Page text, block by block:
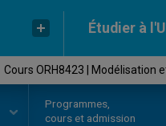
Étudier à
Cours ORH8423 | Modélisation
Programmes,
cours et admission